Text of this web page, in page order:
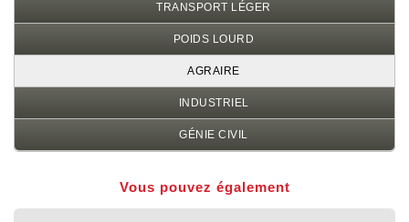
TRANSPORT LÉGER
POIDS LOURD
AGRAIRE
INDUSTRIEL
GÉNIE CIVIL
Vous pouvez également